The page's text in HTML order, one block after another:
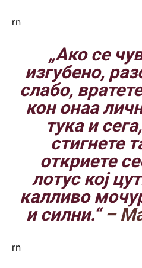
rn
„Ако се
изгубено,
слабо,
кон онаа
тука и
стигнете
откриете
лотус кој
калливо
и силни.“–
rn